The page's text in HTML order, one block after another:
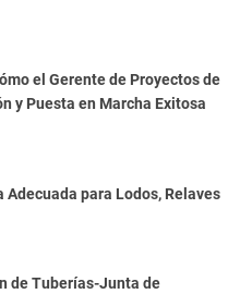
el Gerente de Proyectos de
y Puesta en Marcha Exitosa
para Lodos, Relaves
de Tuberías-Junta de